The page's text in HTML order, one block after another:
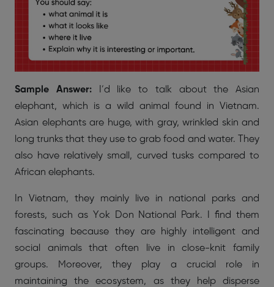
Sample Answer:
I’d like to talk about the Asian
elephant, which is a wild animal found in Vietnam.
Asian elephants are huge, with gray, wrinkled skin and
long trunks that they use to grab food and water. They
also have relatively small, curved tusks compared to
African elephants.
In Vietnam, they mainly live in national parks and
forests, such as Yok Don National Park. I find them
fascinating because they are highly intelligent and
social animals that often live in close-knit family
groups. Moreover, they play a crucial role in
maintaining the ecosystem, as they help disperse